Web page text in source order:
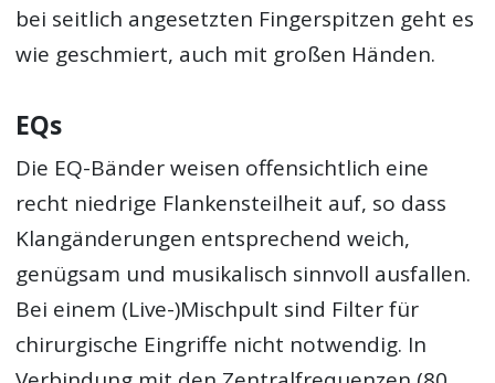
bei seitlich angesetzten Fingerspitzen geht es
wie geschmiert, auch mit großen Händen.
EQs
Die EQ-Bänder weisen offensichtlich eine
recht niedrige Flankensteilheit auf, so dass
Klangänderungen entsprechend weich,
genügsam und musikalisch sinnvoll ausfallen.
Bei einem (Live-)Mischpult sind Filter für
chirurgische Eingriffe nicht notwendig. In